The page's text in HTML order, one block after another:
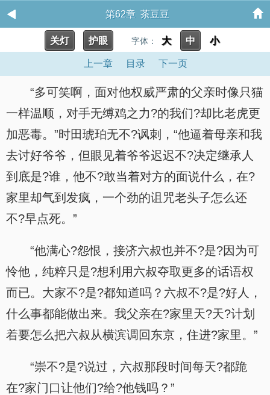
第62章 茶豆豆
关灯 护眼 字体： 大 中 小
上一章 目录 下一页
“多可笑啊，面对他权威严肃的父亲时像只猫
一样温顺，对手无缚鸡之力?的我们?却比老虎更
加恶毒。”时田琥珀无不?讽刺，“他逼着母亲和我
去讨好爷爷，但眼见着爷爷迟迟不?决定继承人
到底是?谁，他不?敢当着对方的面说什么，在?
家里却气到发疯，一个劲的诅咒老头子怎么还
不?早点死。”
“他满心?怨恨，接济六叔也并不?是?因为可
怜他，纯粹只是?想利用六叔夺取更多的话语权
而已。大家不?是?都知道吗？六叔不?是?好人，
什么事都能做出来。我父亲在?家里天?天?计划
着要怎么把六叔从横滨调回东京，住进?家里。”
“崇不?是?说过，六叔那段时间每天?都跪
在?家门口让他们?给?他钱吗？”